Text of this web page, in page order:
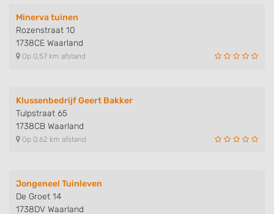
Minerva tuinen
Rozenstraat 10
1738CE Waarland
Op 0,57 km afstand
Klussenbedrijf Geert Bakker
Tulpstraat 65
1738CB Waarland
Op 0,62 km afstand
Jongeneel Tuinleven
De Groet 14
1738DV Waarland